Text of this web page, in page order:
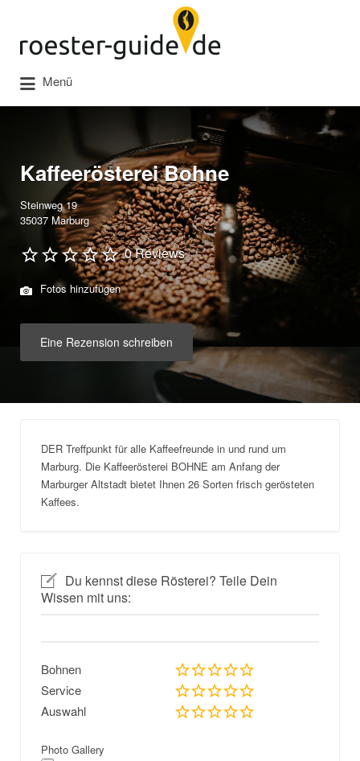
Menü
Kaffeerösterei Bohne
Steinweg 19
35037 Marburg
0 Reviews
Fotos hinzufügen
Eine Rezension schreiben
DER Treffpunkt für alle Kaffeefreunde in und rund um
Marburg. Die Kaffeerösterei BOHNE am Anfang der
Marburger Altstadt bietet Ihnen 26 Sorten frisch gerösteten
Kaffees.
Du kennst diese Rösterei? Teile Dein
Wissen mit uns:
Bohnen
Service
Auswahl
Photo Gallery